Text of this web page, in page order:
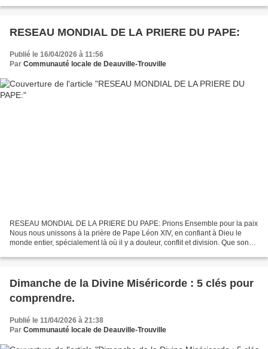
RESEAU MONDIAL DE LA PRIERE DU PAPE:
Publié le 16/04/2026 à 11:56
Par Communauté locale de Deauville-Trouville
RESEAU MONDIAL DE LA PRIERE DU PAPE: Prions Ensemble pour la paix
Nous nous unissons à la prière de Pape Léon XIV, en confiant à Dieu le
monde entier, spécialement là où il y a douleur, conflit et division. Que son
Dimanche de la Divine Miséricorde : 5 clés pour
comprendre.
Publié le 11/04/2026 à 21:38
Par Communauté locale de Deauville-Trouville